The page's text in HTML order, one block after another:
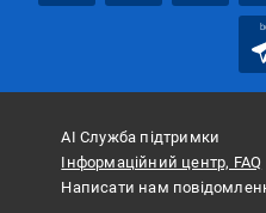
АІ Служба підтримки
Інформаційний центр, FAQ
Написати нам